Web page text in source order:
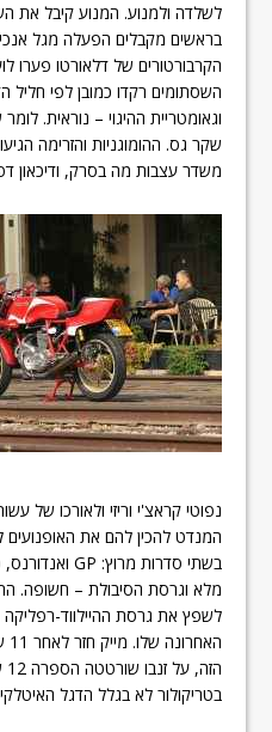
בראשים מקבלים הפעלה מגל
השסתומים רקדו כמובן לפי חליל
וגאומטריית ההיגוי – נוראית.
שקר גס. ההומוגניות והזרימה
משדר עצבות מה בסרק, ודיכאון
מלא וגרסת הסיבולת – חשופה.
בטריקולור לא בגלל הדגל